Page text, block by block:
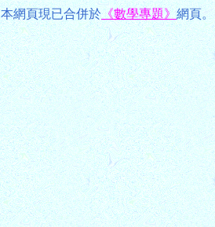
本網頁現已合併於《數學專題》網頁。